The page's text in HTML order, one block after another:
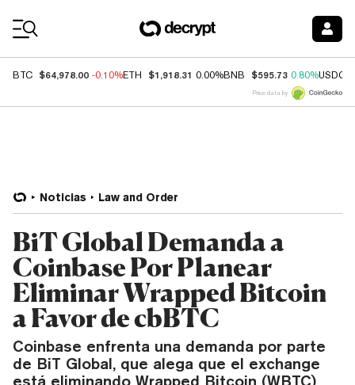
BTC $64,978.00 -0.10%ETH $1,918.31 0.00%BNB $595.73 0.80%USDC
Price data by
Noticias Law and Order
BiT Global Demanda a
Coinbase Por Planear
Eliminar Wrapped Bitcoin
a Favor de cbBTC
Coinbase enfrenta una demanda por parte
de BiT Global, que alega que el exchange
está eliminando Wrapped Bitcoin (WBTC)